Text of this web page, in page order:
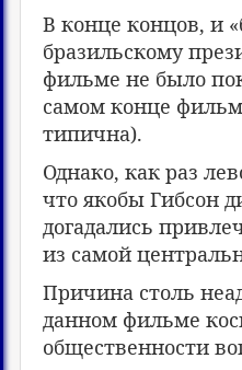
В конце концов, и
бразильскому
фильме не было
самом конце
типична).
Однако, как раз
что якобы Гибсон
догадались
из самой
Причина столь
данном фильме
общественности